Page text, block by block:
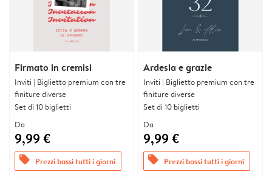
Firmato in cremisi
Inviti | Biglietto premium con tre
finiture diverse
Set di 10 biglietti
Da
9,99 €
offers Prezzi bassi tutti i giorni
Ardesia e grazie
Inviti | Biglietto premium con tre
finiture diverse
Set di 10 biglietti
Da
9,99 €
offers Prezzi bassi tutti i giorni